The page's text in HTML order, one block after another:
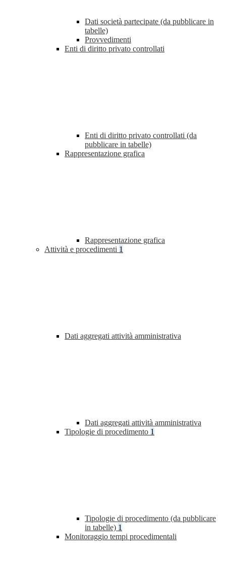
Dati società partecipate (da pubblicare in
tabelle)
Provvedimenti
Enti di diritto privato controllati
Enti di diritto privato controllati (da
pubblicare in tabelle)
Rappresentazione grafica
Rappresentazione grafica
Attività e procedimenti 1
Dati aggregati attività amministrativa
Dati aggregati attività amministrativa
Tipologie di procedimento 1
Tipologie di procedimento (da pubblicare
in tabelle) 1
Monitoraggio tempi procedimentali